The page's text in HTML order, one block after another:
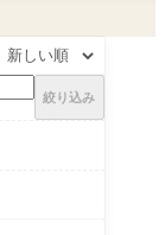
絞り込み